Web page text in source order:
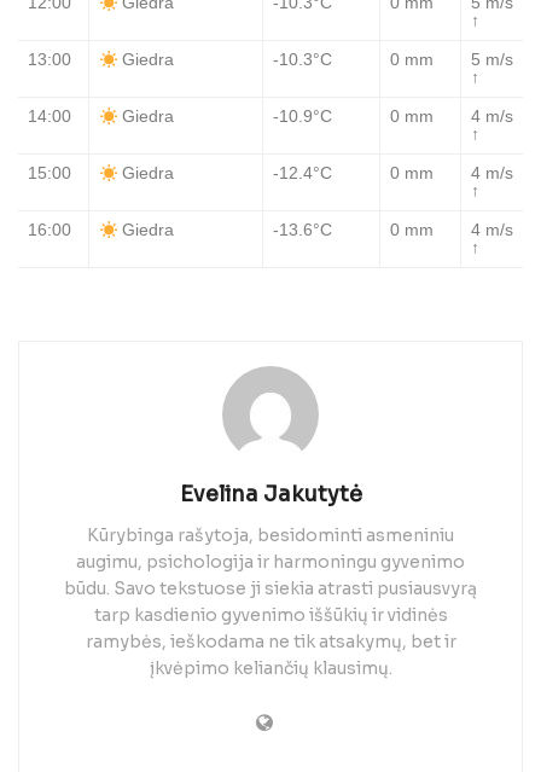
Giedra
↑
13:00 Giedra -10.3°C 0 mm
5 m/s
↑
14:00 Giedra -10.9°C 0 mm
4 m/s
↑
15:00 Giedra -12.4°C 0 mm
4 m/s
↑
16:00 Giedra -13.6°C 0 mm
4 m/s
↑
Evelina Jakutytė
Kūrybinga rašytoja, besidominti asmeniniu
augimu, psichologija ir harmoningu gyvenimo
būdu. Savo tekstuose ji siekia atrasti pusiausvyrą
tarp kasdienio gyvenimo iššūkių ir vidinės
ramybės, ieškodama ne tik atsakymų, bet ir
įkvėpimo keliančių klausimų.